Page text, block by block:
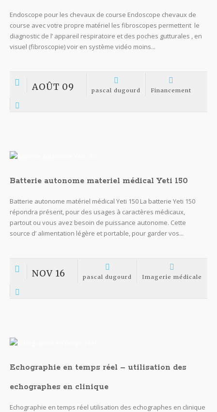
Endoscope pour les chevaux de course Endoscope chevaux de
course avec votre propre matériel les fibroscopes permettent le
diagnostic de l’ appareil respiratoire et des poches gutturales , en
visuel (fibroscopie) voir en système vidéo moins...
AOÛT 09 pascal dugourd Financement
Batterie autonome materiel médical Yeti 150
Batterie autonome matériel médical Yeti 150 La batterie Yeti 150
répondra présent, pour des usages à caractères médicaux,
partout ou vous avez besoin de puissance autonome. Cette
source d’ alimentation légère et portable, pour garder vos...
NOV 16 pascal dugourd Imagerie médicale
Echographie en temps réel – utilisation des
echographes en clinique
Echographie en temps réel utilisation des echographes en clinique